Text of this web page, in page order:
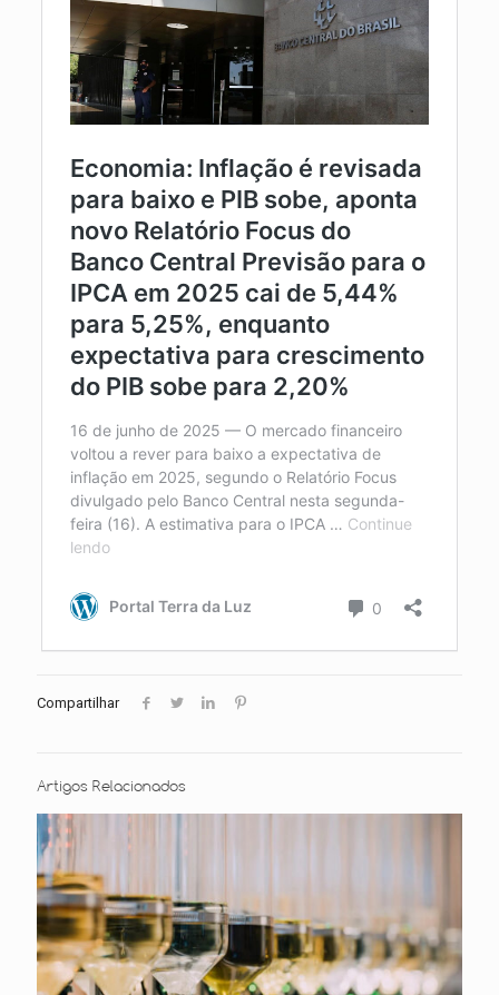
Compartilhar
Artigos Relacionados